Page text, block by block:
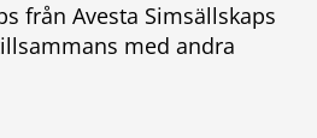
från Avesta Simsällskaps
med andra